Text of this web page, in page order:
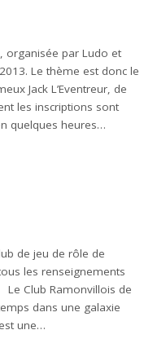
organisée par Ludo et
Le thème est donc le
Jack L’Eventreur, de
les inscriptions sont
quelques heures…
de jeu de rôle de
les renseignements
Club Ramonvillois de
dans une galaxie
une…